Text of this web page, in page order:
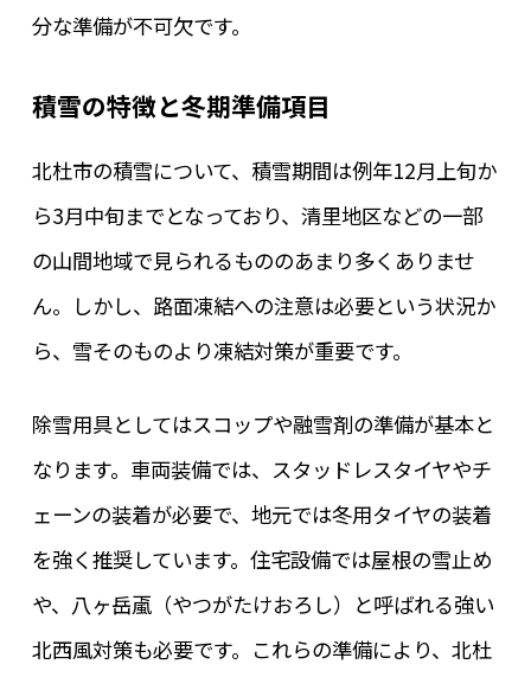
分な準備が不可欠です。
積雪の特徴と冬期準備項目
北杜市の積雪について、積雪期間は例年12月上旬か
ら3月中旬までとなっており、清里地区などの一部
の山間地域で見られるもののあまり多くありませ
ん。しかし、路面凍結への注意は必要という状況か
ら、雪そのものより凍結対策が重要です。
除雪用具としてはスコップや融雪剤の準備が基本と
なります。車両装備では、スタッドレスタイヤやチ
ェーンの装着が必要で、地元では冬用タイヤの装着
を強く推奨しています。住宅設備では屋根の雪止め
や、八ヶ岳颪（やつがたけおろし）と呼ばれる強い
北西風対策も必要です。これらの準備により、北杜